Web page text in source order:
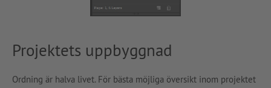
Projektets uppbyggnad
Ordning är halva livet. För bästa möjliga översikt inom projektet